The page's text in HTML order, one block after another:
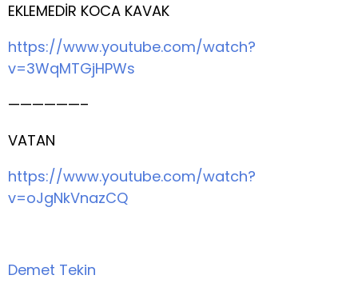
EKLEMEDİR KOCA KAVAK
https://www.youtube.com/watch?
v=3WqMTGjHPWs
——————–
VATAN
https://www.youtube.com/watch?
v=oJgNkVnazCQ
Demet Tekin